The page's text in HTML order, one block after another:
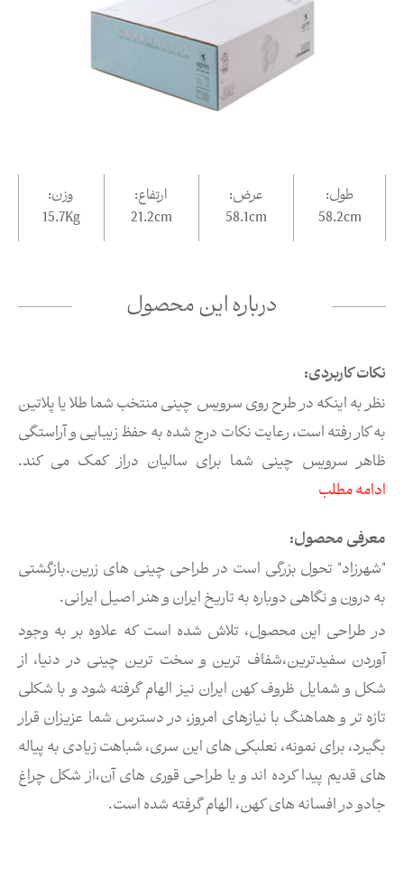
درباره این محصول
نکات کاربردی:
نظر به اینکه در طرح روی سرویس چینی منتخب شما طلا یا پلاتین
به کار رفته است، رعایت نکات درج شده به حفظ زیبایی و آراستگی
ظاهر سرویس چینی شما برای سالیان دراز کمک می کند.
ادامه مطلب
معرفی محصول:
"شهرزاد" تحول بزرگی است در طراحی چینی های زرین.بازگشتی
به درون و نگاهی دوباره به تاریخ ایران و هنر اصیل ایرانی.
در طراحی این محصول، تلاش شده است که علاوه بر به وجود
آوردن سفیدترین،شفاف ترین و سخت ترین چینی در دنیا، از
شکل و شمایل ظروف کهن ایران نیز الهام گرفته شود و با شکلی
تازه تر و هماهنگ با نیازهای امروز، در دسترس شما عزیزان قرار
بگیرد، برای نمونه، نعلبکی های این سری، شباهت زیادی به پیاله
های قدیم پیدا کرده اند و یا طراحی قوری های آن،از شکل چراغ
جادو در افسانه های کهن، الهام گرفته شده است.
طول:
58.2cm
عرض:
58.1cm
ارتفاع:
21.2cm
وزن:
15.7Kg